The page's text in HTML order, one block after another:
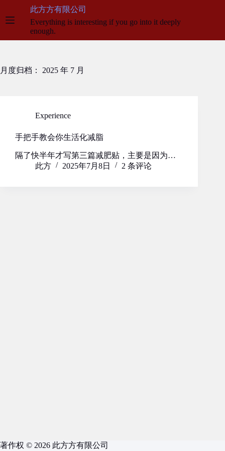
至
内
此方方有限公司
Everything is interesting if you go into it deeply
enough.
月度归档： 2025 年 7 月
Experience
手把手教会你生活化减脂
隔了快半年才写第三篇减肥贴，主要是因为…
此方
2025年7月8日 2 条评论
著作权 © 2026 此方方有限公司